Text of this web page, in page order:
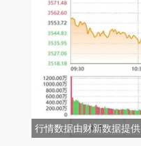
行情数据由财新数据提供